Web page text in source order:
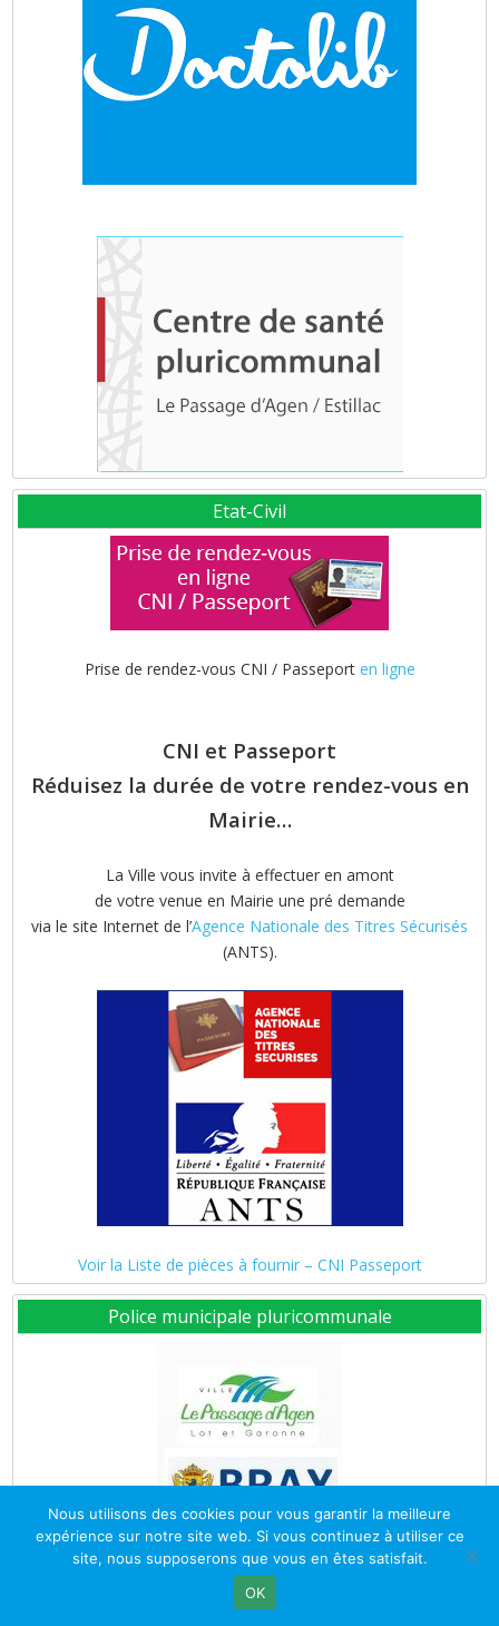
Etat-Civil
Prise de rendez-vous CNI / Passeport en ligne
CNI et Passeport
Réduisez la durée de votre rendez-vous en
Mairie…
La Ville vous invite à effectuer en amont
de votre venue en Mairie une pré demande
via le site Internet de l’Agence Nationale des Titres Sécurisés
(ANTS).
Voir la Liste de pièces à fournir – CNI Passeport
Police municipale pluricommunale
Nous utilisons des cookies pour vous garantir la meilleure
expérience sur notre site web. Si vous continuez à utiliser ce
site, nous supposerons que vous en êtes satisfait.
OK